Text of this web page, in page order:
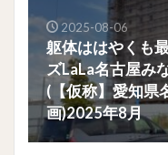
2025-08-06
躯体ははやくも
ズLaLa名古屋み
(【仮称】愛知県
画)2025年8月